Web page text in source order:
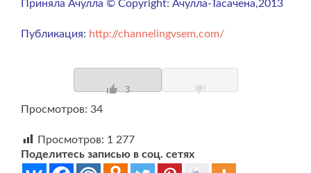
Приняла Ачулла © Copyright: Ачулла-Тасачена,2013
Публикация: http://channelingvsem.com/
3
Просмотров: 34
Просмотров: 1 277
Поделитесь записью в соц. сетях